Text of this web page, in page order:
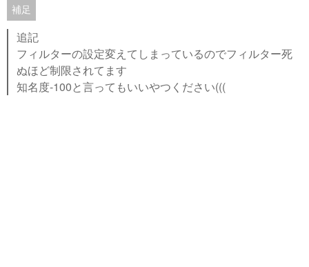
補足
追記
フィルターの設定変えてしまっているのでフィルター死
ぬほど制限されてます
知名度-100と言ってもいいやつください(((